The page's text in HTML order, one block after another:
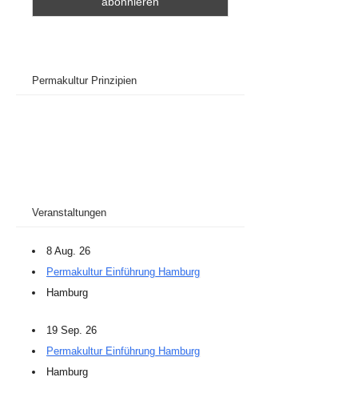
Permakultur Prinzipien
Veranstaltungen
8 Aug. 26
Permakultur Einführung Hamburg
Hamburg
19 Sep. 26
Permakultur Einführung Hamburg
Hamburg